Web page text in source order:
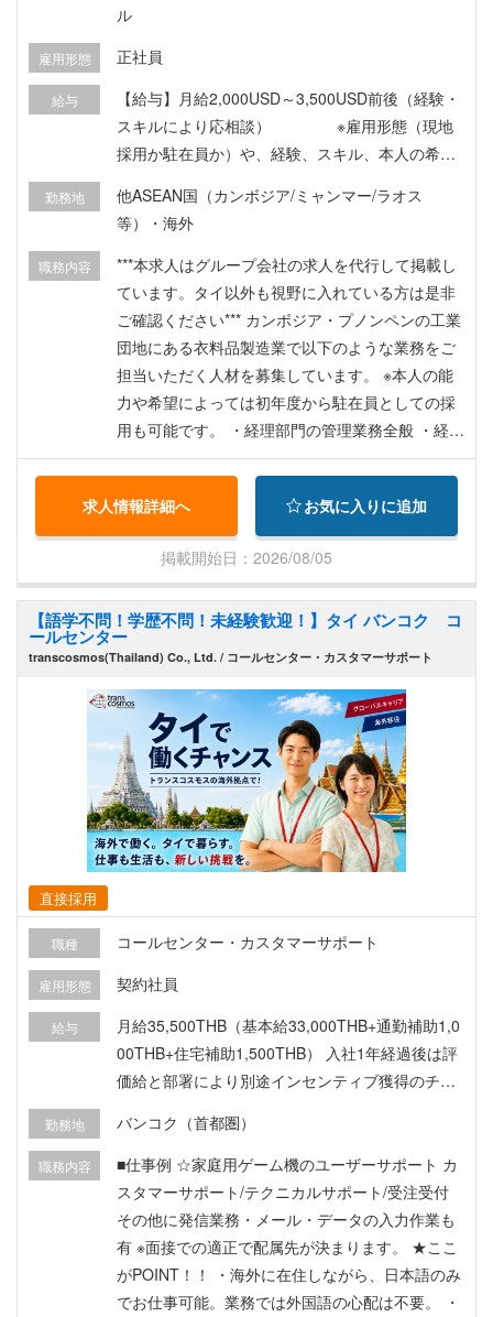
ル
雇用形態 正社員
給与
【給与】月給2,000USD～3,500USD前後（経験・
スキルにより応相談） ※雇用形態（現地
採用か駐在員か）や、経験、スキル、本人の希望
業団地内またはプノンペン中心部にて） ・送迎あ
り（運転手付き・乗り合い） 法令に基づく各種福
利厚生・社会保障
勤務地
他ASEAN国（カンボジア/ミャンマー/ラオス
等）・海外
職務内容
***本求人はグループ会社の求人を代行して掲載し
ています。タイ以外も視野に入れている方は是非
ご確認ください*** カンボジア・プノンペンの工業
団地にある衣料品製造業で以下のような業務をご
担当いただく人材を募集しています。 ※本人の能
力や希望によっては初年度から駐在員としての採
用も可能です。 ・経理部門の管理業務全般 ・経理
情報の取りまとめと日本本社への報告業務 ・会計
事務所への提出物の取りまとめ ・経営管理、予実
管理など ・スタッフの育成・指示出し・サポート
業務 現地スタッフ（部下人数2名）とコミュニケ
ーションを取りながらバックオフィス業務の管
理・改善などを行っていただきます。 海外法人で
の経理管理者経験のある方、大歓迎です。
求人情報詳細へ お気に入りに追加
掲載開始日：2026/08/05
【語学不問！学歴不問！未経験歓迎！】タイ バンコク コ
ールセンター
transcosmos(Thailand) Co., Ltd. / コールセンター・カスタマーサポート
直接採用
職種 コールセンター・カスタマーサポート
雇用形態 契約社員
給与
月給35,500THB（基本給33,000THB+通勤補助1,0
00THB+住宅補助1,500THB） 入社1年経過後は評
価給と部署により別途インセンティブ獲得のチャ
ごとの契約更新時の評価により昇給チャンスあ
り！! 【月収例】 入社3年目 オペレーター職
月給36,500THB ＋（評価給＋インセンティブ）6,
100HTB→月収42,600THB ※インセンティブの規
定は部署により異なります。
勤務地 バンコク（首都圏）
職務内容
■仕事例 ☆家庭用ゲーム機のユーザーサポート カ
スタマーサポート/テクニカルサポート/受注受付
その他に発信業務・メール・データの入力作業も
有 ※面接での適正で配属先が決まります。 ★ここ
がPOINT！！ ・海外に在住しながら、日本語のみ
でお仕事可能。業務では外国語の心配は不要。 ・